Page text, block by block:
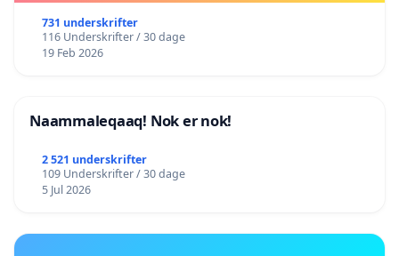
731 underskrifter
116 Underskrifter / 30 dage
19 Feb 2026
Naammaleqaaq! Nok er nok!
2 521 underskrifter
109 Underskrifter / 30 dage
5 Jul 2026